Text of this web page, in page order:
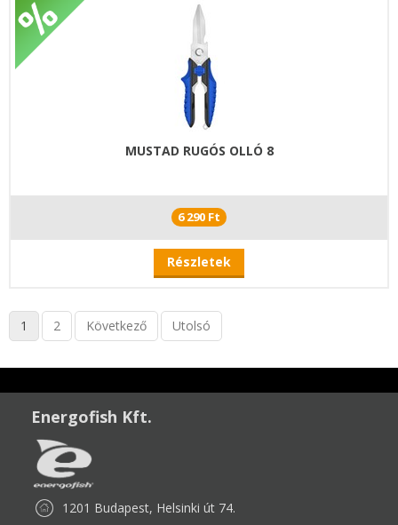
MUSTAD RUGÓS OLLÓ 8
6 290 Ft
Részletek
1 2 Következő Utolsó
Energofish Kft.
1201 Budapest, Helsinki út 74.